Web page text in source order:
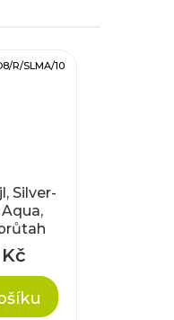
Silver-
R/SLMA/10